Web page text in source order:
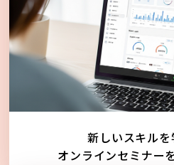
新しいスキル
オンラインセミナー